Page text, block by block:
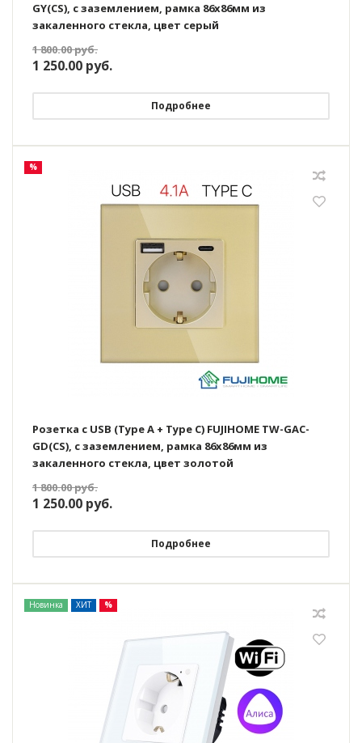
GY(CS), с заземлением, рамка 86х86мм из
закаленного стекла, цвет серый
1 800.00руб.
1 250.00 руб.
Подробнее
%
Розетка с USB (Type A + Type C) FUJIHOME TW-GAC-
GD(CS), с заземлением, рамка 86х86мм из
закаленного стекла, цвет золотой
1 800.00руб.
1 250.00 руб.
Подробнее
Новинка ХИТ %